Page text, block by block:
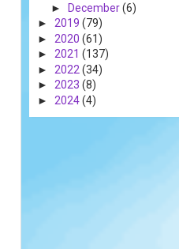
►
December(6)
► 2019 (79)
► 2020 (61)
► 2021 (137)
► 2022 (34)
► 2023 (8)
► 2024(4)